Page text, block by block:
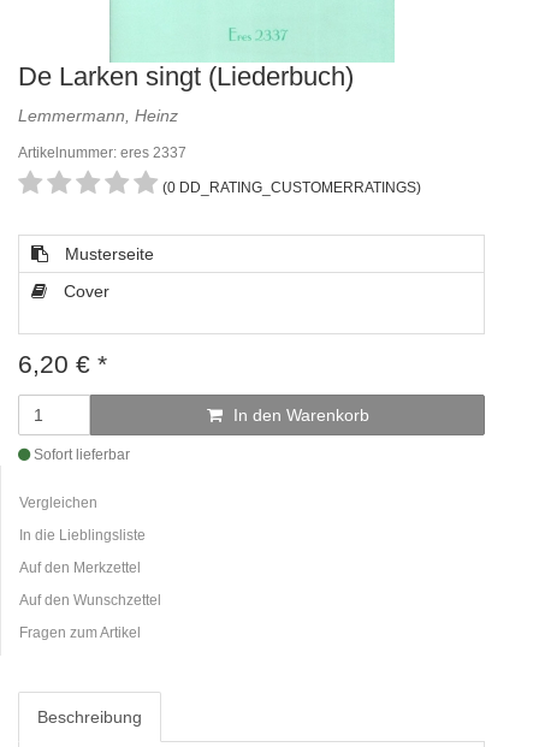
De Larken singt (Liederbuch)
Lemmermann, Heinz
Artikelnummer: eres 2337
(0 DD_RATING_CUSTOMERRATINGS)
Musterseite
Cover
6,20 € *
In den Warenkorb
Sofort lieferbar
Vergleichen
In die Lieblingsliste
Auf den Merkzettel
Auf den Wunschzettel
Fragen zum Artikel
Beschreibung